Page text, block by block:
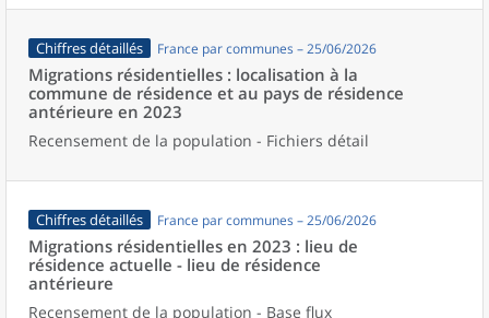
Chiffres détaillés France par communes – 25/06/2026
Migrations résidentielles : localisation à la
commune de résidence et au pays de résidence
antérieure en 2023
Recensement de la population - Fichiers détail
Chiffres détaillés France par communes – 25/06/2026
Migrations résidentielles en 2023 : lieu de
résidence actuelle - lieu de résidence
antérieure
Recensement de la population - Base flux